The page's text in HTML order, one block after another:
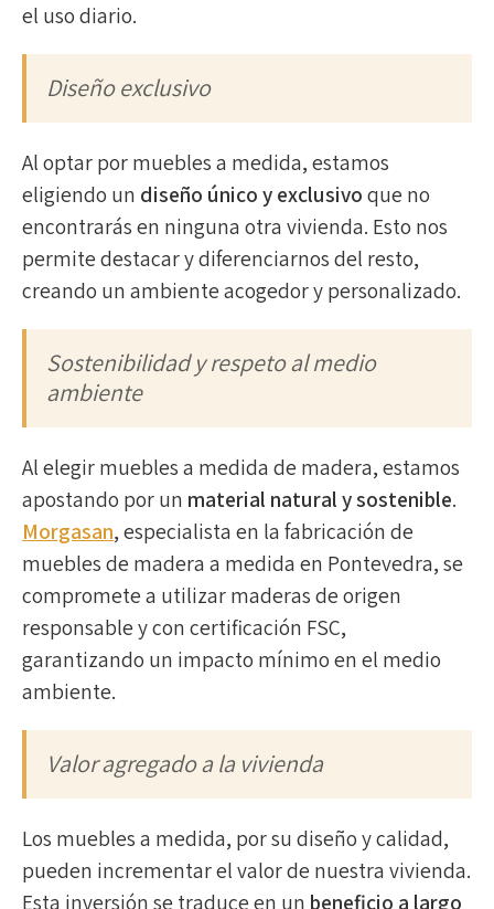
el uso diario.
Diseño exclusivo
Al optar por muebles a medida, estamos
eligiendo un diseño único y exclusivoque no
encontrarás en ninguna otra vivienda. Esto nos
permite destacar y diferenciarnos del resto,
creando un ambiente acogedor y personalizado.
Sostenibilidad y respeto al medio
ambiente
Al elegir muebles a medida de madera, estamos
apostando por un material natural y sostenible.
Morgasan, especialista en la fabricación de
muebles de madera a medida en Pontevedra, se
compromete a utilizar maderas de origen
responsable y con certificación FSC,
garantizando un impacto mínimo en el medio
ambiente.
Valor agregado a la vivienda
Los muebles a medida, por su diseño y calidad,
pueden incrementar el valor de nuestra vivienda.
Esta inversión se traduce en un beneficio a largo